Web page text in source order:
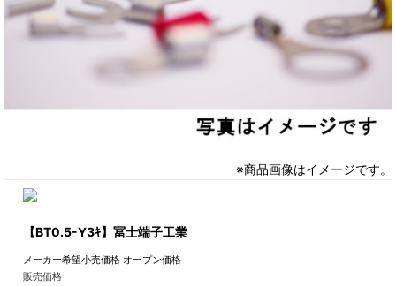
※商品画像はイメージです。
【BT0.5-Y3ｷ】冨士端子工業
メーカー希望小売価格 オープン価格
販売価格